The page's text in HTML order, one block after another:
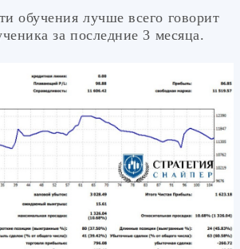
обучения лучше всего говорит
за последние 3 месяца.